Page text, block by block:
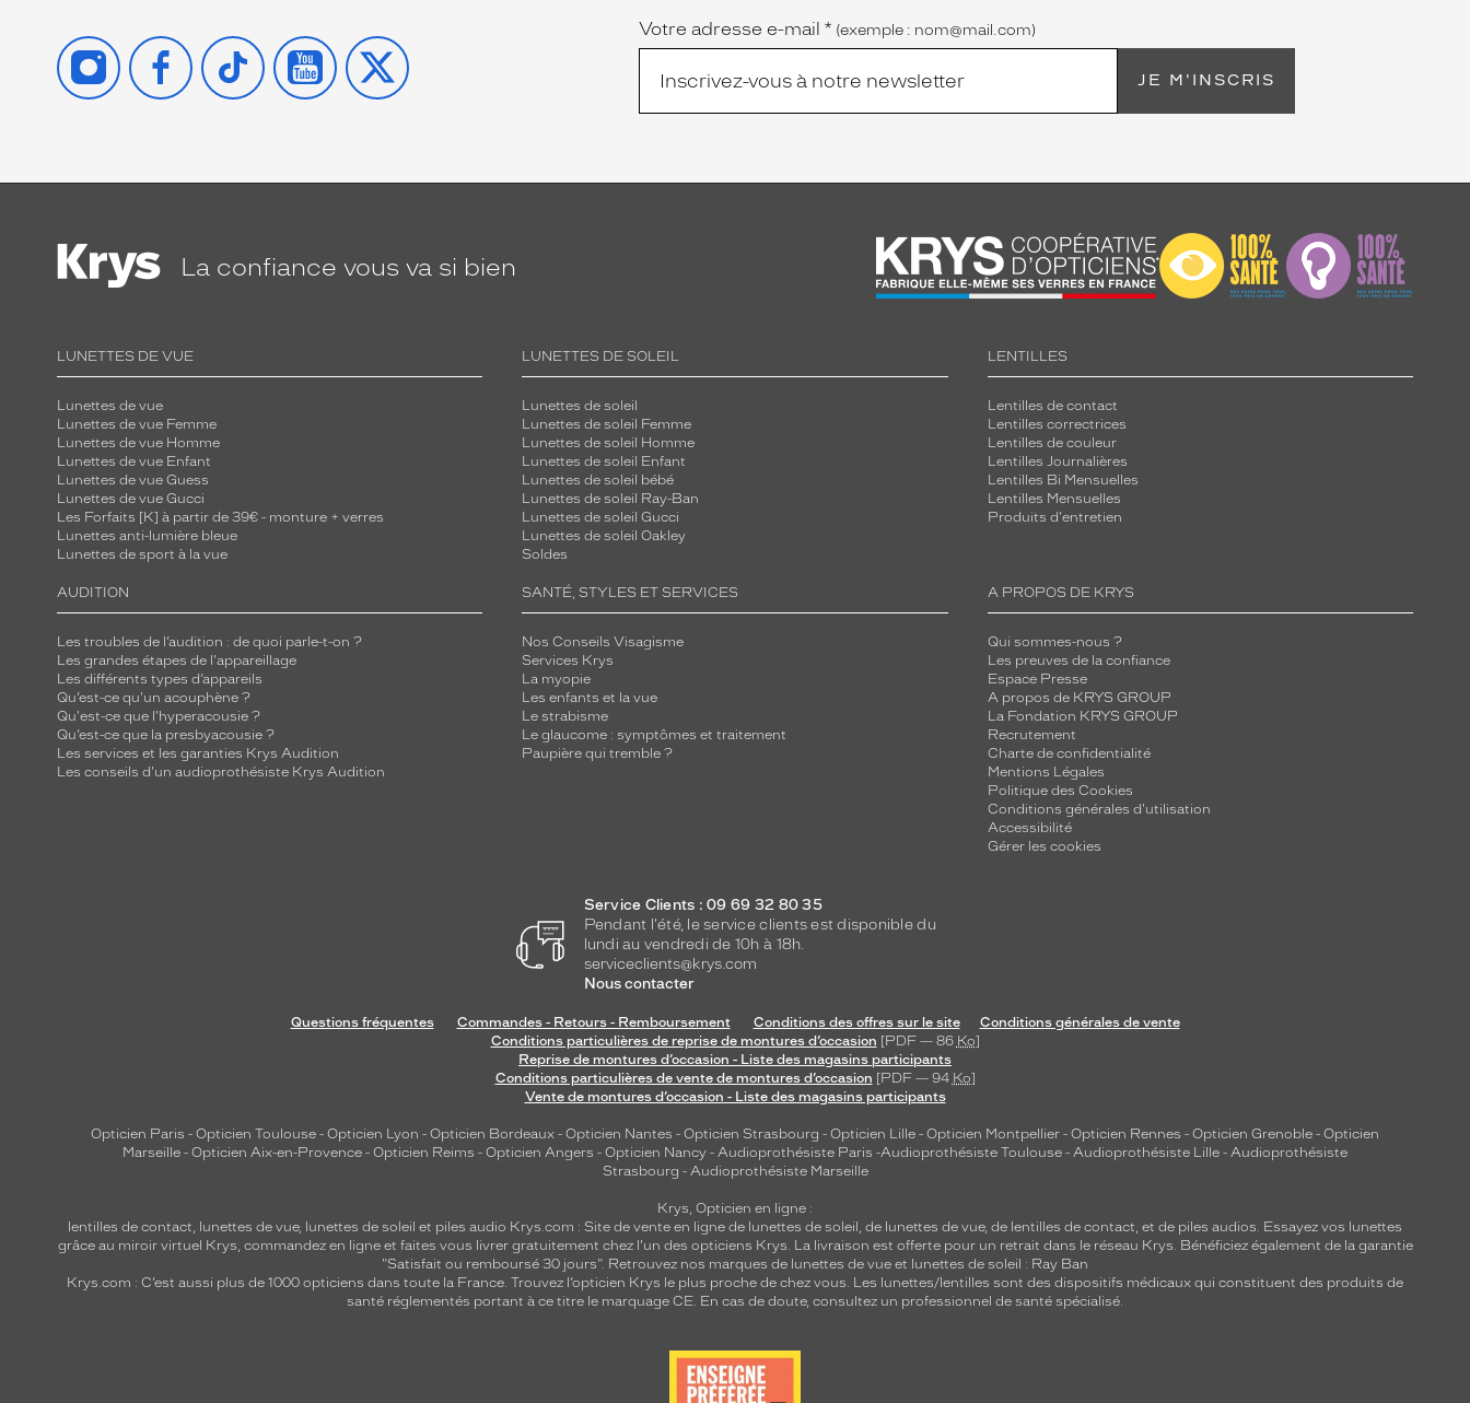
INSTAGRAMFACEBOOK
TIKTOK YOUTUBE
X
Votre adresse e-mail * (exemple : nom@mail.com)
JE M'INSCRIS
La confiance vous va si bien
LUNETTES DE VUE
Lunettes de vue
Lunettes de vue Femme
Lunettes de vue Homme
Lunettes de vue Enfant
Lunettes de vue Guess
Lunettes de vue Gucci
Les Forfaits [K] à partir de 39€ - monture + verres
Lunettes anti-lumière bleue
Lunettes de sport à la vue
LUNETTES DE SOLEIL
Lunettes de soleil
Lunettes de soleil Femme
Lunettes de soleil Homme
Lunettes de soleil Enfant
Lunettes de soleil bébé
Lunettes de soleil Ray-Ban
Lunettes de soleil Gucci
Lunettes de soleil Oakley
Soldes
LENTILLES
Lentilles de contact
Lentilles correctrices
Lentilles de couleur
Lentilles Journalières
Lentilles Bi Mensuelles
Lentilles Mensuelles
Produits d'entretien
AUDITION
Les troubles de l’audition : de quoi parle-t-on ?
Les grandes étapes de l'appareillage
Les différents types d’appareils
Qu’est-ce qu'un acouphène ?
Qu'est-ce que l'hyperacousie ?
Qu’est-ce que la presbyacousie ?
Les services et les garanties Krys Audition
Les conseils d'un audioprothésiste Krys Audition
SANTÉ, STYLES ET SERVICES
Nos Conseils Visagisme
Services Krys
La myopie
Les enfants et la vue
Le strabisme
Le glaucome : symptômes et traitement
Paupière qui tremble ?
A PROPOS DE KRYS
Qui sommes-nous ?
Les preuves de la confiance
Espace Presse
A propos de KRYS GROUP
La Fondation KRYS GROUP
Recrutement
Charte de confidentialité
Mentions Légales
Politique des Cookies
Conditions générales d'utilisation
Accessibilité
Gérer les cookies
Service Clients : 09 69 32 80 35
Pendant l'été, le service clients est disponible du
lundi au vendredi de 10h à 18h.
serviceclients@krys.com
Nous contacter
Questions fréquentes Commandes - Retours - Remboursement Conditions des offres sur le site
Conditions générales de vente
Conditions particulières de reprise de montures d’occasion [PDF — 86 Ko]
Reprise de montures d’occasion - Liste des magasins participants
Conditions particulières de vente de montures d’occasion [PDF — 94 Ko]
Vente de montures d’occasion - Liste des magasins participants
Opticien Paris - Opticien Toulouse - Opticien Lyon - Opticien Bordeaux - Opticien Nantes - Opticien Strasbourg - Opticien Lille - Opticien Montpellier - Opticien Rennes - Opticien Grenoble - Opticien
Marseille - Opticien Aix-en-Provence - Opticien Reims - Opticien Angers - Opticien Nancy - Audioprothésiste Paris -Audioprothésiste Toulouse - Audioprothésiste Lille - Audioprothésiste
Strasbourg - Audioprothésiste Marseille
Krys, Opticien en ligne :
lentilles de contact, lunettes de vue, lunettes de soleil et piles audio Krys.com : Site de vente en ligne de lunettes de soleil, de lunettes de vue, de lentilles de contact, et de piles audios. Essayez vos lunettes
grâce au miroir virtuel Krys, commandez en ligne et faites vous livrer gratuitement chez l'un des opticiens Krys. La livraison est offerte pour un retrait dans le réseau Krys. Bénéficiez également de la garantie
"Satisfait ou remboursé 30 jours". Retrouvez nos marques de lunettes de vue et lunettes de soleil : Ray Ban
Krys.com : C’est aussi plus de 1000 opticiens dans toute la France. Trouvez l’opticien Krys le plus proche de chez vous. Les lunettes/lentilles sont des dispositifs médicaux qui constituent des produits de
santé réglementés portant à ce titre le marquage CE. En cas de doute, consultez un professionnel de santé spécialisé.